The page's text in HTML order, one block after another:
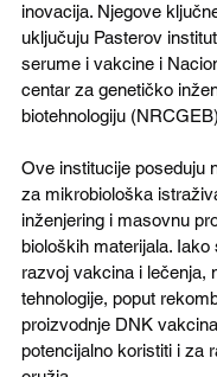
inovacija. Njegove
uključuju Pasterov
serume i vakcine i
centar za genetičko
biotehnologiju
Ove institucije poseduju
za mikrobiološka
inženjering i masovnu
bioloških materijala. Iako
razvoj vakcina i lečenja,
tehnologije, poput
proizvodnje DNK
potencijalno koristiti i za